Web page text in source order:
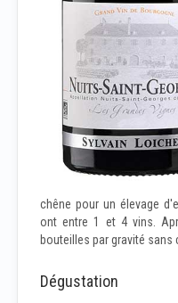
chêne pour un élevage
ont entre 1 et 4 vins.
bouteilles par gravité sans
Dégustation